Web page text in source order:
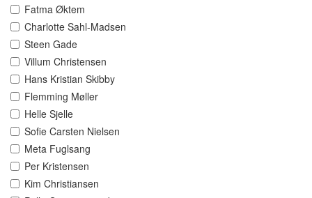
Fatma Øktem
Charlotte Sahl-Madsen
Steen Gade
Villum Christensen
Hans Kristian Skibby
Flemming Møller
Helle Sjelle
Sofie Carsten Nielsen
Meta Fuglsang
Per Kristensen
Kim Christiansen